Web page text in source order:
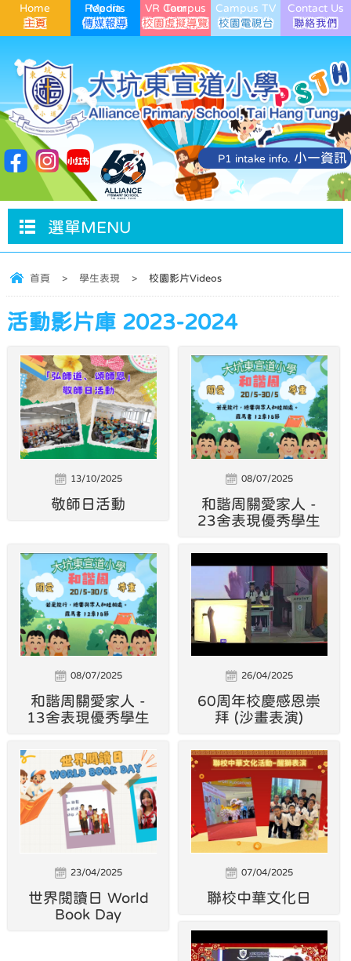
Home Media Reports VR Campus Tour Campus TV Contact Us
P1 intake info. 小一資訊
選單MENU
首頁 > 學生表現 > 校園影片Videos
活動影片庫 2023-2024
13/10/2025
敬師日活動
08/07/2025
和諧周關愛家人 -
23舍表現優秀學生
08/07/2025
和諧周關愛家人 -
13舍表現優秀學生
26/04/2025
60周年校慶感恩崇
拜 (沙畫表演)
23/04/2025
世界閱讀日 World
Book Day
07/04/2025
聯校中華文化日